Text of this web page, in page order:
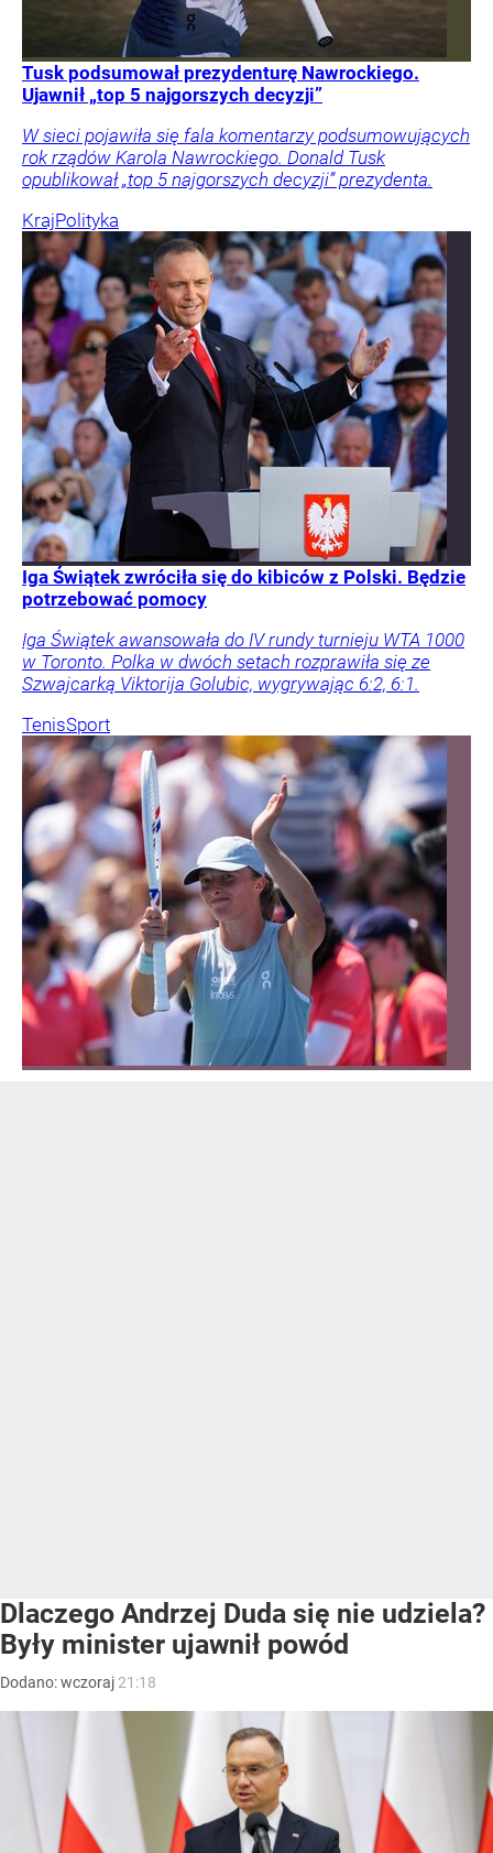
Tusk podsumował prezydenturę Nawrockiego.
Ujawnił „top 5 najgorszych decyzji”
W sieci pojawiła się fala komentarzy podsumowujących
rok rządów Karola Nawrockiego. Donald Tusk
opublikował „top 5 najgorszych decyzji” prezydenta.
KrajPolityka
Iga Świątek zwróciła się do kibiców z Polski. Będzie
potrzebować pomocy
Iga Świątek awansowała do IV rundy turnieju WTA 1000
w Toronto. Polka w dwóch setach rozprawiła się ze
Szwajcarką Viktorija Golubic, wygrywając 6:2, 6:1.
TenisSport
Dlaczego Andrzej Duda się nie udziela?
Były minister ujawnił powód
Dodano:wczoraj 21:18